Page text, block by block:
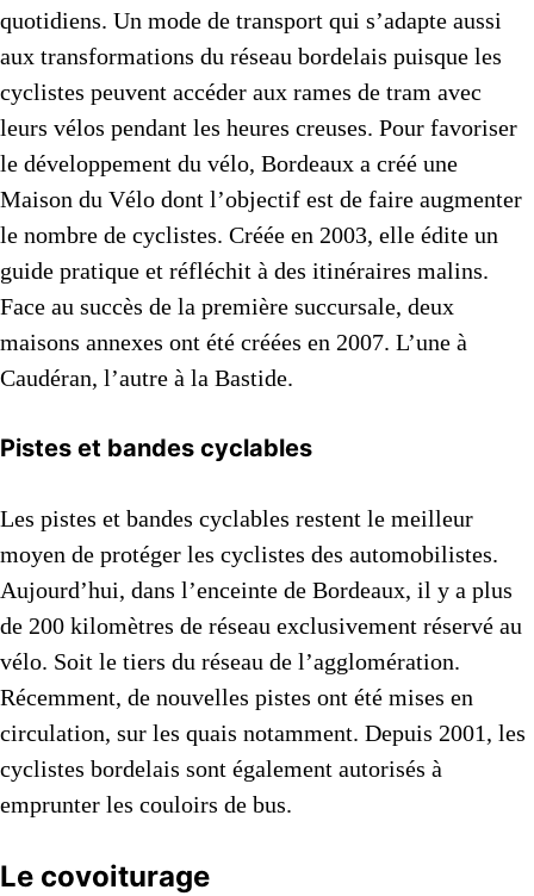
quotidiens. Un mode de transport qui s’adapte aussi
aux transformations du réseau bordelais puisque les
cyclistes peuvent accéder aux rames de tram avec
leurs vélos pendant les heures creuses. Pour favoriser
le développement du vélo, Bordeaux a créé une
Maison du Vélo dont l’objectif est de faire augmenter
le nombre de cyclistes. Créée en 2003, elle édite un
guide pratique et réfléchit à des itinéraires malins.
Face au succès de la première succursale, deux
maisons annexes ont été créées en 2007. L’une à
Caudéran, l’autre à la Bastide.
Pistes et bandes cyclables
Les pistes et bandes cyclables restent le meilleur
moyen de protéger les cyclistes des automobilistes.
Aujourd’hui, dans l’enceinte de Bordeaux, il y a plus
de 200 kilomètres de réseau exclusivement réservé au
vélo. Soit le tiers du réseau de l’agglomération.
Récemment, de nouvelles pistes ont été mises en
circulation, sur les quais notamment. Depuis 2001, les
cyclistes bordelais sont également autorisés à
emprunter les couloirs de bus.
Le covoiturage